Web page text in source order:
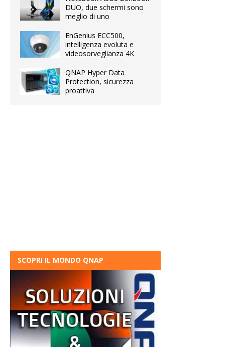
DUO, due schermi sono
meglio di uno
EnGenius ECC500,
intelligenza evoluta e
videosorveglianza 4K
QNAP Hyper Data
Protection, sicurezza
proattiva
SCOPRI IL MONDO QNAP